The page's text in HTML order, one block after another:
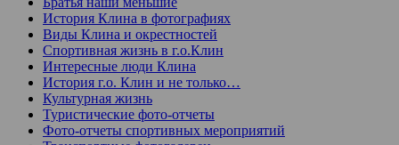
История Клина в фотографиях
Виды Клина и окрестностей
Спортивная жизнь в г.о.Клин
Интересные люди Клина
История г.о. Клин и не только…
Культурная жизнь
Туристические фото-отчеты
Фото-отчеты спортивных мероприятий